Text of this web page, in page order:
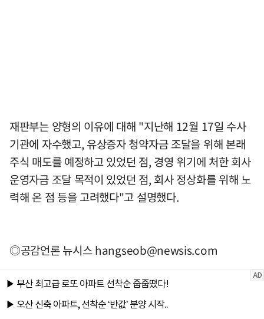
재판부는 양형의 이유에 대해 "지난해 12월 17일 수사
기관에 자수했고, 유상증자 청약자금 조달을 위해 본래
주식 매도를 예정하고 있었던 점, 경영 위기에 처한 회사
운영자금 조달 목적이 있었던 점, 회사 정상화를 위해 노
력해 온 점 등을 고려했다"고 설명했다.
◎공감언론 뉴시스hangseob@newsis.com